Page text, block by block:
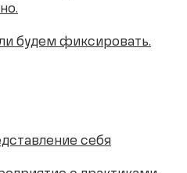
будем фиксировать.
себя